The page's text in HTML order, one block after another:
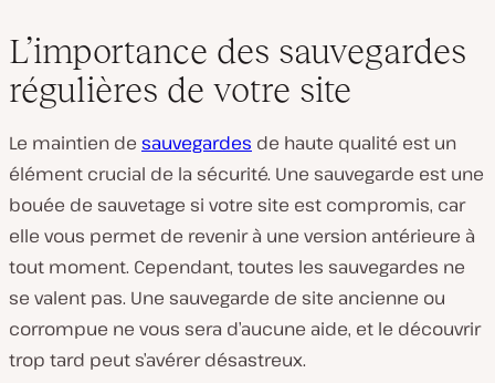
L’importance des sauvegardes
régulières de votre site
Le maintien de sauvegardes de haute qualité est un
élément crucial de la sécurité. Une sauvegarde est une
bouée de sauvetage si votre site est compromis, car
elle vous permet de revenir à une version antérieure à
tout moment. Cependant, toutes les sauvegardes ne
se valent pas. Une sauvegarde de site ancienne ou
corrompue ne vous sera d’aucune aide, et le découvrir
trop tard peut s’avérer désastreux.